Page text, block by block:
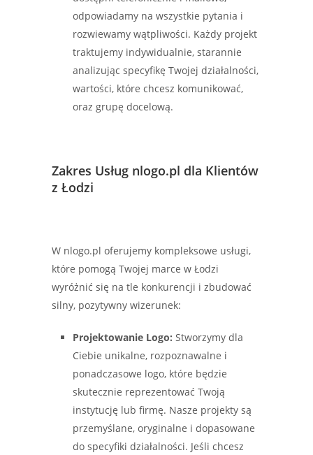
odpowiadamy na wszystkie pytania i
rozwiewamy wątpliwości. Każdy projekt
traktujemy indywidualnie, starannie
analizując specyfikę Twojej działalności,
wartości, które chcesz komunikować,
oraz grupę docelową.
Zakres Usług nlogo.pl dla Klientów
z Łodzi
W nlogo.pl oferujemy kompleksowe usługi,
które pomogą Twojej marce w Łodzi
wyróżnić się na tle konkurencji i zbudować
silny, pozytywny wizerunek:
Projektowanie Logo: Stworzymy dla
Ciebie unikalne, rozpoznawalne i
ponadczasowe logo, które będzie
skutecznie reprezentować Twoją
instytucję lub firmę. Nasze projekty są
przemyślane, oryginalne i dopasowane
do specyfiki działalności. Jeśli chcesz